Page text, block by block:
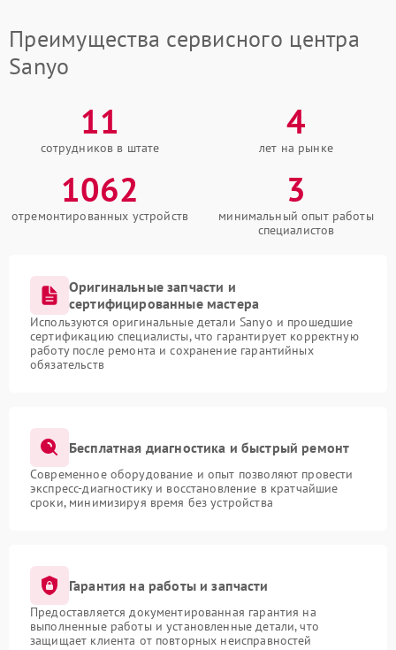
Преимущества сервисного центра
Sanyo
11
сотрудников в штате
4
лет на рынке
1062
отремонтированных устройств
3
минимальный опыт работы
специалистов
Оригинальные запчасти и
сертифицированные мастера
Используются оригинальные детали Sanyo и прошедшие
сертификацию специалисты, что гарантирует корректную
работу после ремонта и сохранение гарантийных
обязательств
Бесплатная диагностика и быстрый ремонт
Современное оборудование и опыт позволяют провести
экспресс-диагностику и восстановление в кратчайшие
сроки, минимизируя время без устройства
Гарантия на работы и запчасти
Предоставляется документированная гарантия на
выполненные работы и установленные детали, что
защищает клиента от повторных неисправностей